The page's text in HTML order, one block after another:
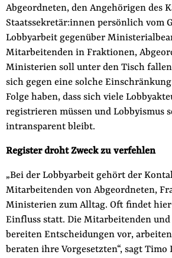
Abgeordneten, den Angehörigen des
Staatssekretär:innen persönlich vom
Lobbyarbeit gegenüber
Mitarbeitenden in Fraktionen,
Ministerien soll unter den Tisch
sich gegen eine solche
Folge haben, dass sich viele
registrieren müssen und Lobbyismus
intransparent bleibt.
Register droht Zweck zu verfehlen
„Bei der Lobbyarbeit gehört der
Mitarbeitenden von Abgeordneten,
Ministerien zum Alltag. Oft findet hier
Einfluss statt. Die Mitarbeitenden
bereiten Entscheidungen vor, arbeiten
beraten ihre Vorgesetzten“, sagt Timo